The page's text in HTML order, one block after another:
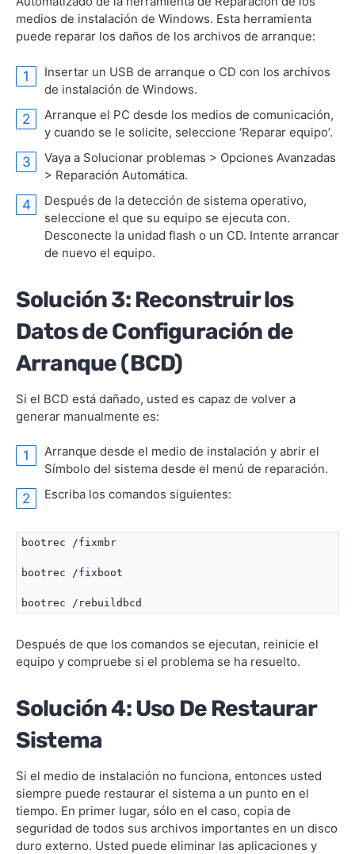
medios de instalación de Windows. Esta herramienta
puede reparar los daños de los archivos de arranque:
Insertar un USB de arranque o CD con los archivos
de instalación de Windows.
Arranque el PC desde los medios de comunicación,
y cuando se le solicite, seleccione ‘Reparar equipo’.
Vaya a Solucionar problemas > Opciones Avanzadas
> Reparación Automática.
Después de la detección de sistema operativo,
seleccione el que su equipo se ejecuta con.
Desconecte la unidad flash o un CD. Intente arrancar
de nuevo el equipo.
Solución 3: Reconstruir los
Datos de Configuración de
Arranque (BCD)
Si el BCD está dañado, usted es capaz de volver a
generar manualmente es:
Arranque desde el medio de instalación y abrir el
Símbolo del sistema desde el menú de reparación.
Escriba los comandos siguientes:
bootrec /fixmbr
bootrec /fixboot
bootrec /rebuildbcd
Después de que los comandos se ejecutan, reinicie el
equipo y compruebe si el problema se ha resuelto.
Solución 4: Uso De Restaurar
Sistema
Si el medio de instalación no funciona, entonces usted
siempre puede restaurar el sistema a un punto en el
tiempo. En primer lugar, sólo en el caso, copia de
seguridad de todos sus archivos importantes en un disco
duro externo. Usted puede eliminar las aplicaciones y